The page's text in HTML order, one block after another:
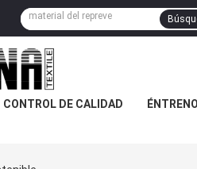
CONTROL DE CALIDAD